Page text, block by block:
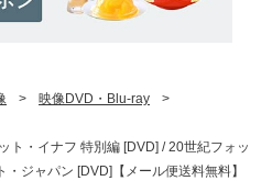
> 映像DVD・Blu-ray
>
ト・イナフ 特別編 [DVD] / 20世紀フォッ
ジャパン [DVD]【メール便送料無料】